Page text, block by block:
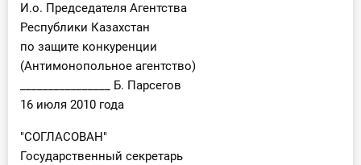
И.о. Председателя Агентства
Республики Казахстан
по защите конкуренции
(Антимонопольное агентство)
________________ Б. Парсегов
16 июля 2010 года
"СОГЛАСОВАН"
Государственный секретарь